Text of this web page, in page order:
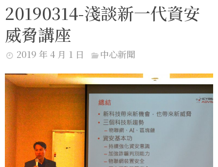
20190314-淺談新一代資安
威脅講座
2019 年 4 月 1 日 中心新聞